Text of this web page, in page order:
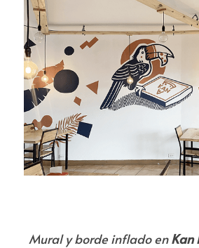
Mural y borde inflado en Kan